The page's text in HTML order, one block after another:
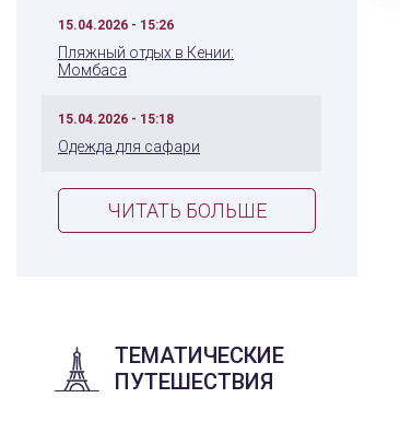
15.04.2026 - 15:26
Пляжный отдых в Кении:
Момбаса
15.04.2026 - 15:18
Одежда для сафари
ЧИТАТЬ БОЛЬШЕ
ТЕМАТИЧЕСКИЕ
ПУТЕШЕСТВИЯ